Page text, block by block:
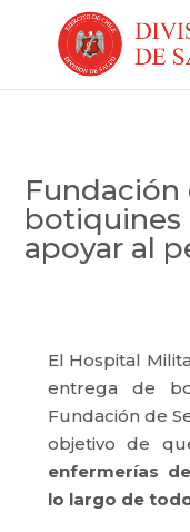
Fundación
botiquines
apoyar al
El Hospital
entrega de
Fundación de
objetivo de
enfermerías
lo largo de